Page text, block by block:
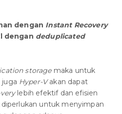
dengan Instant Recovery
dengan deduplicated
storagemaka untuk
juga Hyper-Vakan dapat
lebih efektif dan efisien
untuk menyimpan